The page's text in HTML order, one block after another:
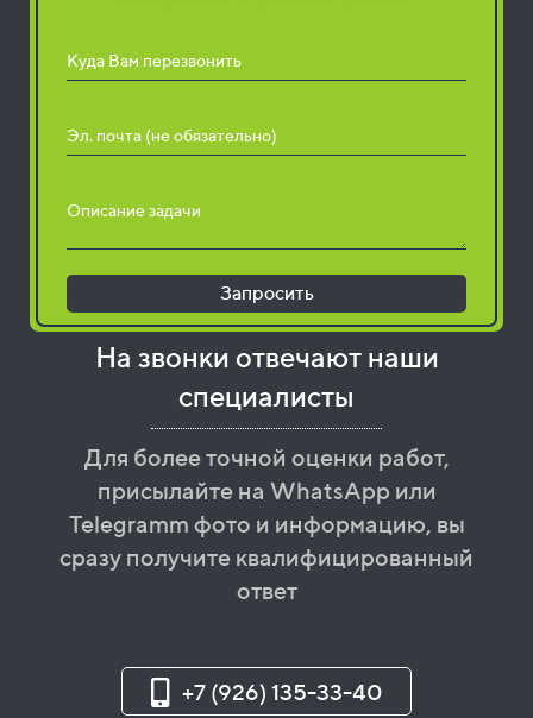
Куда Вам перезвонить
Эл. почта (не обязательно)
Описание задачи
Запросить
На звонки отвечают наши
специалисты
Для более точной оценки работ,
присылайте на WhatsApp или
Telegramm фото и информацию, вы
сразу получите квалифицированный
ответ
+7 (926) 135-33-40